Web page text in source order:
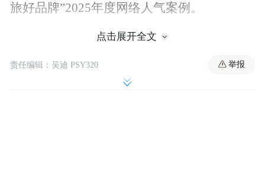
旅好品牌”2025年度网络人气案例。
网络人气案例评选周期为9月27日-10月13日
24时，经推委会与提名人联合推荐的30个案
例通过大众网络投票环节，最终票数前三名
点击展开全文
责任编辑：吴迪 PSY320 举报